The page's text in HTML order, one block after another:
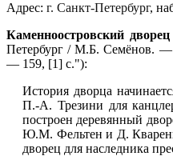
Адрес: г. Санкт-Петербург,
Каменноостровский дворец
Петербург / М.Б. Семёнов.
— 159, [1] с."):
История дворца
П.-А. Трезини для
построен деревянный
Ю.М. Фельтен и Д.
дворец для наследника